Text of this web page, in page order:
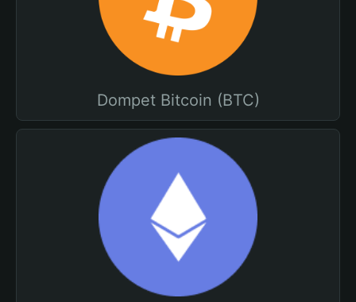
Dompet Bitcoin (BTC)